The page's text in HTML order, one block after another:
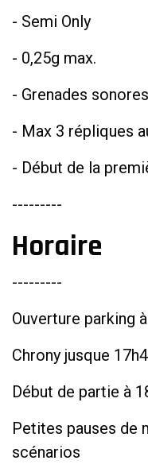
- Semi Only
- 0,25g max.
- Grenades
- Max 3 répliques
- Début de la
---------
Horaire
---------
Ouverture parking
Chrony jusque
Début de partie à
Petites pauses de
scénarios